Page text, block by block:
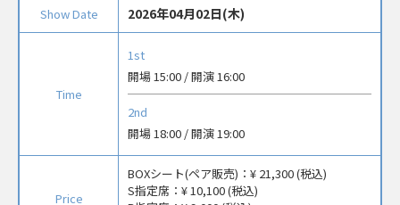
Show Date 2026年04月02日(木)
Time
1st
開場 15:00 / 開演 16:00
2nd
開場 18:00 / 開演 19:00
Price
BOXシート(ペア販売)： ¥ 21,300 (税込)
S指定席： ¥ 10,100 (税込)